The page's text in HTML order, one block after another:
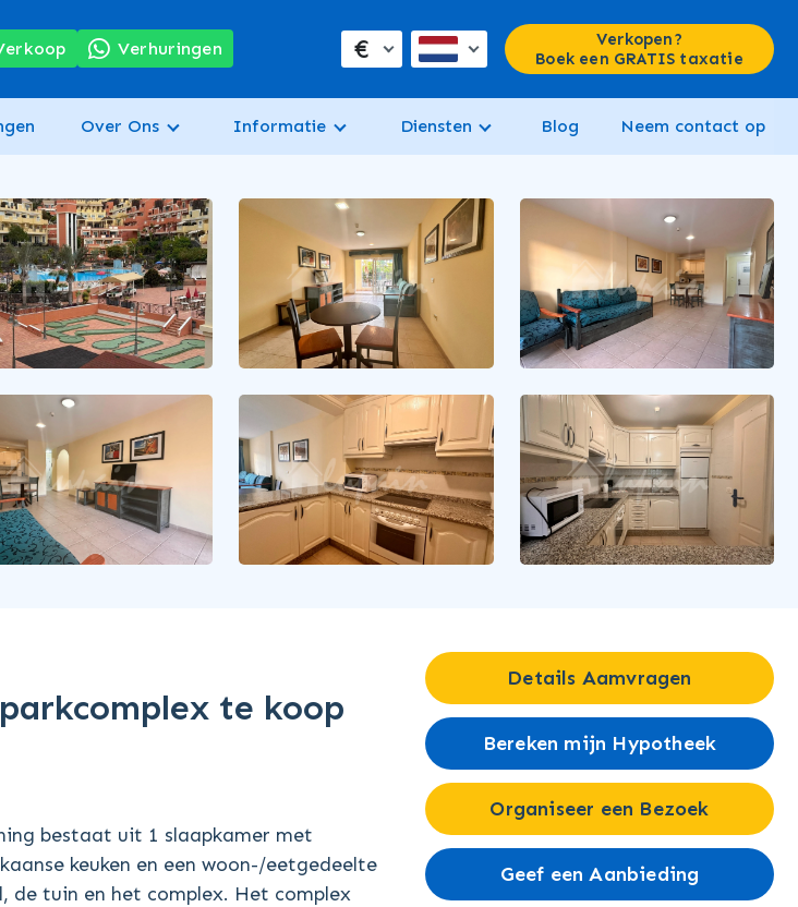
Verhuringen €
Verkopen?
Boek een GRATIS taxatie
Over Ons Informatie Diensten Blog Neem contact op
te koop
bestaat uit 1 slaapkamer met
keuken en een woon-/eetgedeelte
de tuin en het complex. Het complex
Details Aamvragen
Bereken mijn Hypotheek
Organiseer een Bezoek
Geef een Aanbieding